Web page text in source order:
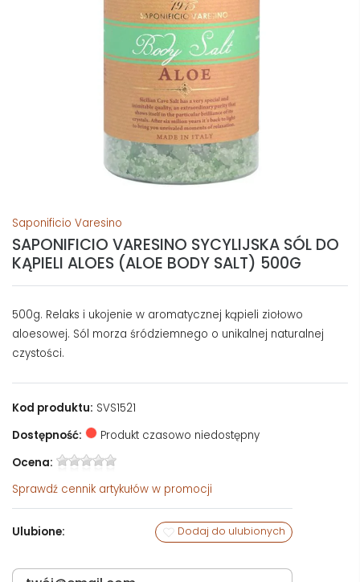
Saponificio Varesino
SAPONIFICIO VARESINO SYCYLIJSKA SÓL DO
KĄPIELI ALOES (ALOE BODY SALT) 500G
500g. Relaks i ukojenie w aromatycznej kąpieli ziołowo
aloesowej. Sól morza śródziemnego o unikalnej naturalnej
czystości.
Kod produktu: SVS1521
Dostępność:
Produkt czasowo niedostępny
Ocena:
Sprawdź cennik artykułów w promocji
Ulubione: Dodaj do ulubionych